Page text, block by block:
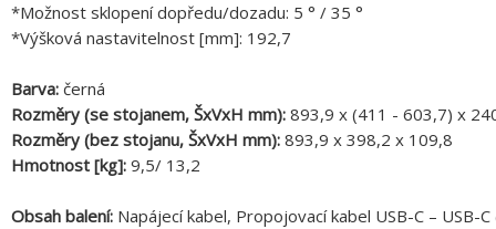
*Možnost sklopení dopředu/dozadu: 5 ° / 35 °
*Výšková nastavitelnost [mm]: 192,7
Barva: černá
Rozměry (se stojanem, ŠxVxH mm): 893,9 x (411 - 603,7) x
Rozměry (bez stojanu, ŠxVxH mm): 893,9 x 398,2 x 109,8
Hmotnost [kg]: 9,5/ 13,2
Obsah balení: Napájecí kabel, Propojovací kabel USB-C – USB-